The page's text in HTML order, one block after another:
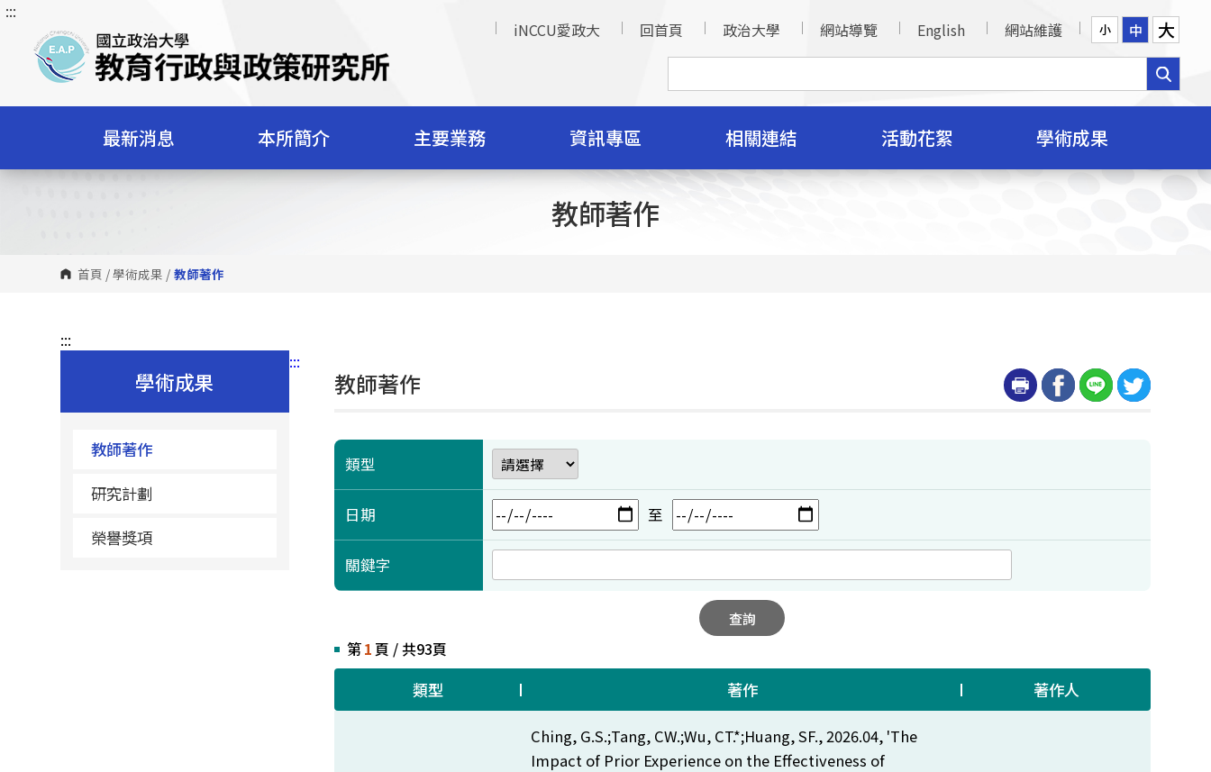
跳
內
塊
:::
iNCCU愛政大
回首頁 政治大學 網站導覽 English 網站維護 小 中 大
最新消息 本所簡介 主要業務 資訊專區 相關連結 活動花絮 學術成果
教師著作
首頁 /學術成果 / 教師著作
:::
學術成果
教師著作
研究計劃
榮譽獎項
:::
教師著作
類型
日期 至
關鍵字
查詢
第1 頁 / 共93頁
類型 著作 著作人
Ching, G.S.;Tang, CW.;Wu, CT.*;Huang, SF., 2026.04, 'The
Impact of Prior Experience on the Effectiveness of